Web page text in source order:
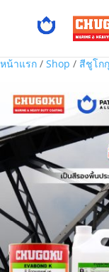
หน้าแรก / Shop / สีชูโกกุ